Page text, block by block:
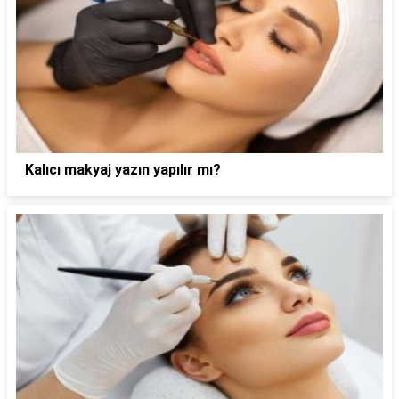
Kalıcı makyaj yazın yapılır mı?